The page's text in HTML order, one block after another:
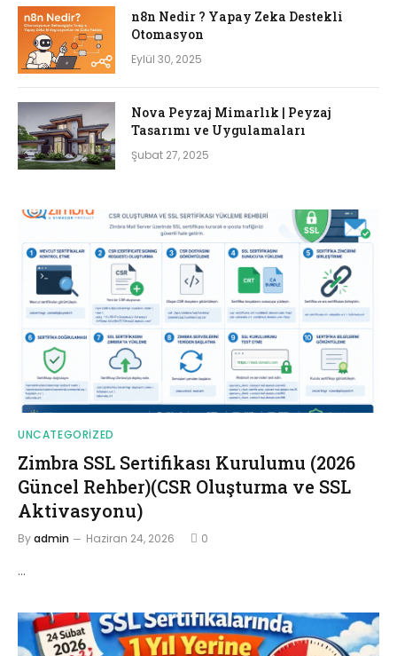
n8n Nedir ? Yapay Zeka Destekli
Otomasyon
Eylül 30, 2025
Nova Peyzaj Mimarlık | Peyzaj
Tasarımı ve Uygulamaları
Şubat 27, 2025
UNCATEGORIZED
Zimbra SSL Sertifikası Kurulumu (2026
Güncel Rehber)(CSR Oluşturma ve SSL
Aktivasyonu)
Byadmin Haziran 24, 2026 0
…